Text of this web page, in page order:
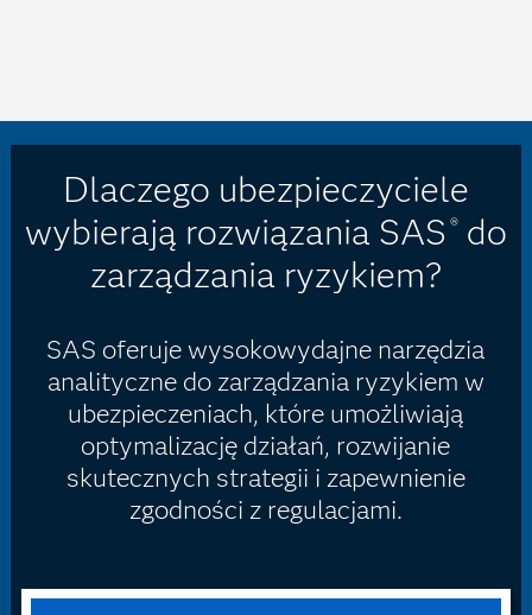
Dlaczego ubezpieczyciele
wybierają rozwiązania SAS ®do
zarządzania ryzykiem?
SAS oferuje wysokowydajne narzędzia
analityczne do zarządzania ryzykiem w
ubezpieczeniach, które umożliwiają
optymalizację działań, rozwijanie
skutecznych strategii i zapewnienie
zgodności z regulacjami.